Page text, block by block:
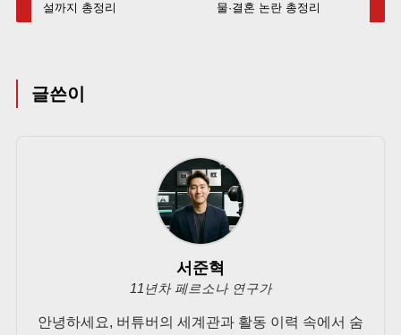
설까지 총정리
물·결혼 논란 총정리
글쓴이
서준혁
11년차 페르소나 연구가
안녕하세요, 버튜버의 세계관과 활동 이력 속에서 숨